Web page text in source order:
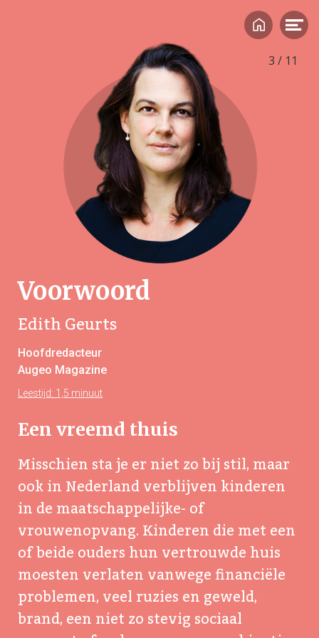
Voorwoord
Edith Geurts
Hoofdredacteur
Augeo Magazine
Leestijd: 1,5 minuut
Een vreemd thuis
Misschien sta je er niet zo bij stil, maar
ook in Nederland verblijven kinderen
in de maatschappelijke- of
vrouwenopvang. Kinderen die met een
of beide ouders hun vertrouwde huis
moesten verlaten vanwege financiële
problemen, veel ruzies en geweld,
brand, een niet zo stevig sociaal
3 / 11